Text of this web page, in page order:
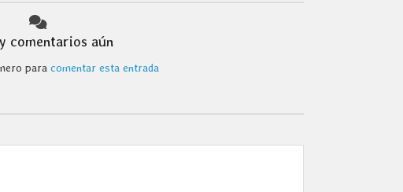
comentarios aún
para comentar esta entrada